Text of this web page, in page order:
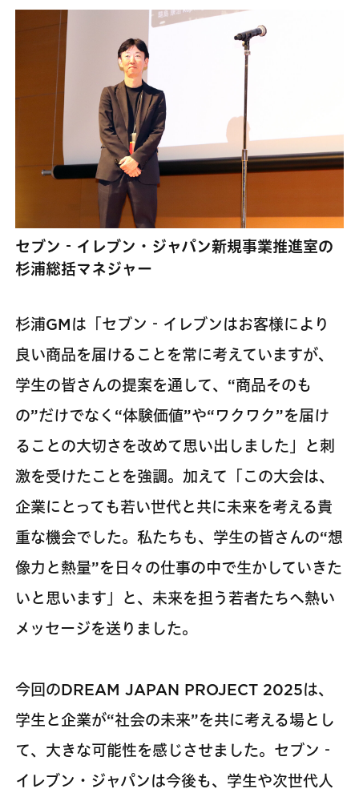
セブン‐イレブン・ジャパン新規事業推進室の
杉浦総括マネジャー
杉浦GMは「セブン‐イレブンはお客様により
良い商品を届けることを常に考えていますが、
学生の皆さんの提案を通して、“商品そのも
の”だけでなく“体験価値”や“ワクワク”を届け
ることの大切さを改めて思い出しました」と刺
激を受けたことを強調。加えて「この大会は、
企業にとっても若い世代と共に未来を考える貴
重な機会でした。私たちも、学生の皆さんの“想
像力と熱量”を日々の仕事の中で生かしていきた
いと思います」と、未来を担う若者たちへ熱い
メッセージを送りました。
今回のDREAM JAPAN PROJECT 2025は、
学生と企業が“社会の未来”を共に考える場とし
て、大きな可能性を感じさせました。セブン‐
イレブン・ジャパンは今後も、学生や次世代人